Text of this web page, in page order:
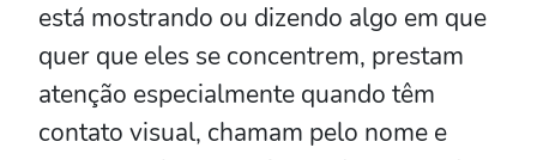
está mostrando ou dizendo algo em que
quer que eles se concentrem, prestam
atenção especialmente quando têm
contato visual, chamam pelo nome e